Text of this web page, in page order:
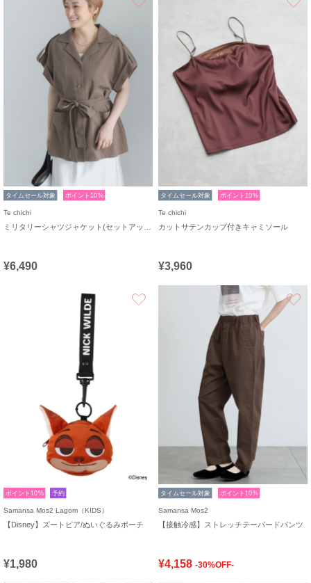
タイムセール対象 ポイント10%
Te chichi
¥6,490
タイムセール対象 ポイント10%
Te chichi
カットサテンカップ付きキャミソール
¥3,960
ポイント10% 予約
Samansa Mos2 Lagom（KIDS）
【Disney】ズートピア/ぬいぐるみポーチ
¥1,980
タイムセール対象 ポイント10%
Samansa Mos2
【接触冷感】ストレッチテーパードパンツ
¥4,158 -30%OFF-